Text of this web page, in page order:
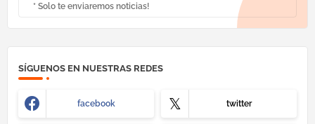
* Solo te enviaremos noticias!
SÍGUENOS EN NUESTRAS REDES
facebook twitter